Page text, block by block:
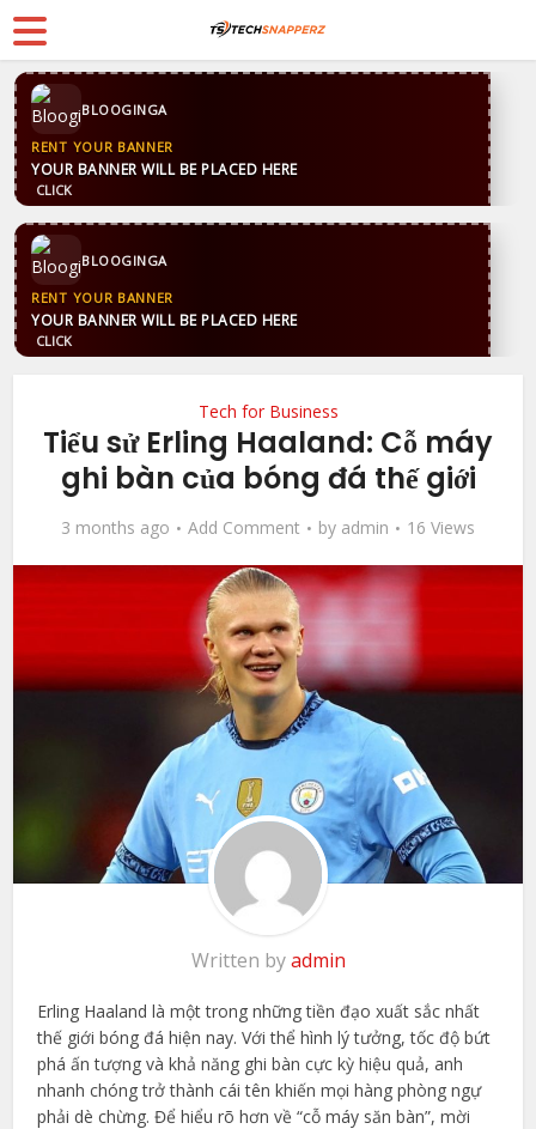
BLOOGINGA
RENT YOUR BANNER
YOUR BANNER WILL BE PLACED HERE
CLICK
BLOOGINGA
RENT YOUR BANNER
YOUR BANNER WILL BE PLACED HERE
CLICK
Tech for Business
Tiểu sử Erling Haaland: Cỗ máy
ghi bàn của bóng đá thế giới
3 months ago Add Comment by admin 16 Views
Written byadmin
Erling Haaland là một trong những tiền đạo xuất sắc nhất
thế giới bóng đá hiện nay. Với thể hình lý tưởng, tốc độ bứt
phá ấn tượng và khả năng ghi bàn cực kỳ hiệu quả, anh
nhanh chóng trở thành cái tên khiến mọi hàng phòng ngự
phải dè chừng. Để hiểu rõ hơn về “cỗ máy săn bàn”, mời